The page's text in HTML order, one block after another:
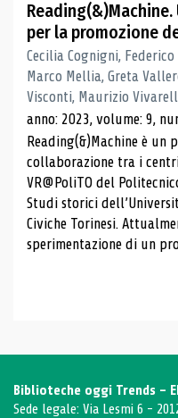
per la promozione
Cecilia Cognigni,
Marco Mellia, Greta
Visconti, Maurizio
anno: 2023, volume: 9,
Reading(&)Machine è un
collaborazione tra i
VR@PoliTO del
Studi storici
Civiche Torinesi.
sperimentazione di un
Biblioteche oggi Trends -
Sede legale: Via Lesmi 6 -